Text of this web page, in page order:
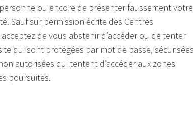
ou encore de présenter faussement votre
Sauf sur permission écrite des Centres
de vous abstenir d’accéder ou de tenter
qui sont protégées par mot de passe, sécurisées
autorisées qui tentent d’accéder aux zones
poursuites.